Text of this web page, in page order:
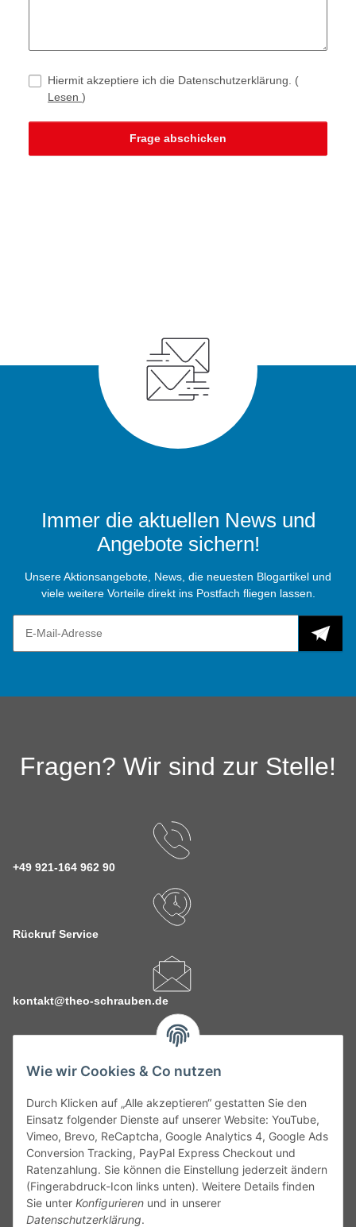
Wie wir Cookies & Co nutzen
Durch Klicken auf „Alle akzeptieren“ gestatten Sie den
Einsatz folgender Dienste auf unserer Website: YouTube,
Vimeo, Brevo, ReCaptcha, Google Analytics 4, Google Ads
Conversion Tracking, PayPal Express Checkout und
Ratenzahlung. Sie können die Einstellung jederzeit ändern
(Fingerabdruck-Icon links unten). Weitere Details finden
Sie unter Konfigurieren und in unserer
Datenschutzerklärung.
Hiermit akzeptiere ich die Datenschutzerklärung. (
Lesen )
Frage abschicken
Immer die aktuellen News und
Angebote sichern!
Unsere Aktionsangebote, News, die neuesten Blogartikel und
viele weitere Vorteile direkt ins Postfach fliegen lassen.
Fragen? Wir sind zur Stelle!
+49 921-164 962 90
Rückruf Service
kontakt@theo-schrauben.de
Service
Gesetzliche Informationen
Alle technischen Angaben ohne Gewähr. Irrtümer und fehlerhafte
Angaben vorbehalten. Wenn Sie Datenblätter oder spezielle